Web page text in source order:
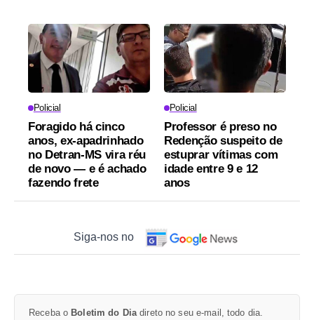
Policial
Foragido há cinco
anos, ex-apadrinhado
no Detran-MS vira réu
de novo — e é achado
fazendo frete
Policial
Professor é preso no
Redenção suspeito de
estuprar vítimas com
idade entre 9 e 12
anos
Siga-nos no
Receba o Boletim do Dia direto no seu e-mail, todo dia.